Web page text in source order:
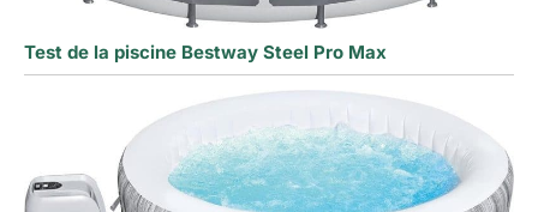
Test de la piscine Bestway Steel Pro Max